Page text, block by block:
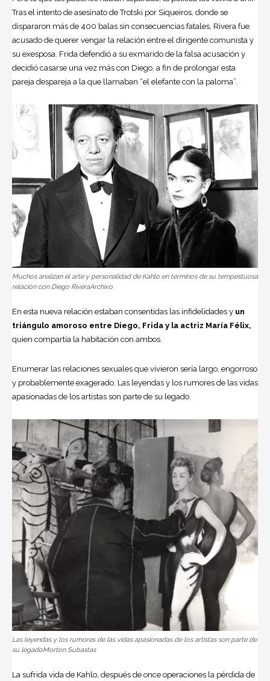
Tras el intento de asesinato de Trotski por Siqueiros, donde se
dispararon más de 400 balas sin consecuencias fatales, Rivera fue
acusado de querer vengar la relación entre el dirigente comunista y
su exesposa. Frida defendió a su exmarido de la falsa acusación y
decidió casarse una vez más con Diego, a fin de prolongar esta
pareja despareja a la que llamaban “el elefante con la paloma”.
Muchos analizan el arte y personalidad de Kahlo en términos de su tempestuosa
relación con Diego RiveraArchivo
En esta nueva relación estaban consentidas las infidelidades y un
triángulo amoroso entre Diego, Frida y la actriz María Félix,
quien compartía la habitación con ambos.
Enumerar las relaciones sexuales que vivieron sería largo, engorroso
y probablemente exagerado. Las leyendas y los rumores de las vidas
apasionadas de los artistas son parte de su legado.
Las leyendas y los rumores de las vidas apasionadas de los artistas son parte de
su legadoMorton Subastas
La sufrida vida de Kahlo, después de once operaciones la pérdida de